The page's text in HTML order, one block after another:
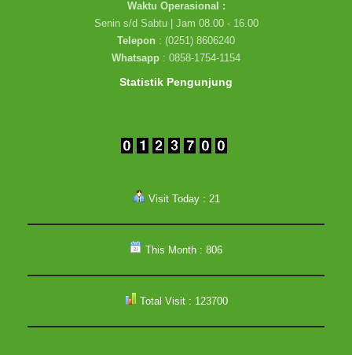
Waktu Operasional :
Senin s/d Sabtu | Jam 08.00 - 16.00
Telepon : (0251) 8606240
Whatsapp : 0858-1754-1154
Statistik Pengunjung
Visit Today : 21
This Month : 806
Total Visit : 123700